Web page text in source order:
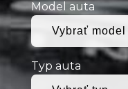
Model auta
Typ auta